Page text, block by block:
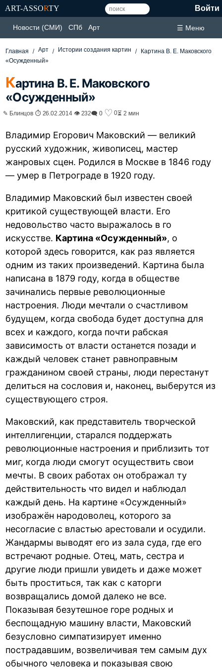
ART-ASSORTY Войти
Новости (СМИ) СПб Арт ☰ Меню
Главная Арт Истории создания картин
Картина В. Е. Маковского
«Осужденный»
Картина В. Е. Маковского
«Осужденный»
✎ Блинцов ⏱ 26.02.2014 👁 232🗨 0 ♡ 0⏳ 2 мин
Владимир Егорович Маковский — великий
русский художник, живописец, мастер
жанровых сцен. Родился в Москве в 1846 году
— умер в Петрограде в 1920 году.
Владимир Маковский был известен своей
критикой существующей власти. Его
недовольство часто выражалось в го
искусстве. Картина «Осужденный», о
которой здесь говорится, как раз является
одним из таких произведений. Картина была
написана в 1879 году, когда в обществе
зачинались первые революционные
настроения. Люди мечтали о счастливом
будущем, когда свобода будет доступна для
всех и каждого, когда почти рабская
зависимость от власти останется позади и
каждый человек станет равноправным
гражданином своей страны, люди перестанут
делиться на сословия и, наконец, выберутся из
существующего строя.
Маковский, как представитель творческой
интеллигенции, старался поддержать
революционные настроения и приблизить тот
миг, когда люди смогут осуществить свои
мечты. В своих работах он отображал ту
действительность что видел и наблюдал
каждый день. На картине «Осужденный»
изображён народоволец, которого за
несогласие с властью арестовали и осудили.
Жандармы выводят его из зала суда, где его
встречают родные. Отец, мать, сестра и
другие люди пришли увидеть и даже может
быть проститься, так как с каторги
возвращались домой далеко не все.
Показывая безутешное горе родных и
беспощадную машину власти, Маковский
безусловно симпатизирует именно
пострадавшим, возвеличивая тем самым дух
обычного человека и показывая свою